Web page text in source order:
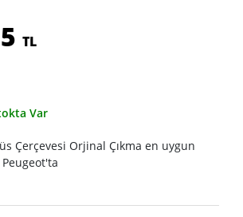
TL
Var
Çerçevesi Orjinal Çıkma en uygun